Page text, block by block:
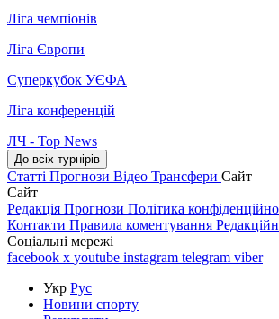
Ліга чемпіонів
Ліга Європи
Суперкубок УЄФА
Ліга конференцій
ЛЧ - Top News
До всіх турнірів
Статті Прогнози Відео Трансфери Сайт
Сайт
Редакція Прогнози Політика
Контакти Правила коментування
Соціальні мережі
facebook x youtube instagram telegram viber
Укр Рус
Новини спорту